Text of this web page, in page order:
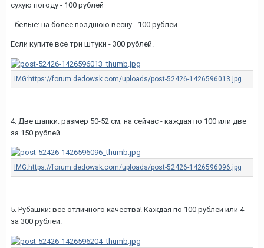
сухую погоду - 100 рублей
- белые: на более позднюю весну - 100 рублей
Если купите все три штуки - 300 рублей.
4. Две шапки: размер 50-52 см; на сейчас - каждая по 100 или две
за 150 рублей.
5. Рубашки: все отличного качества! Каждая по 100 рублей или 4 -
за 300 рублей.